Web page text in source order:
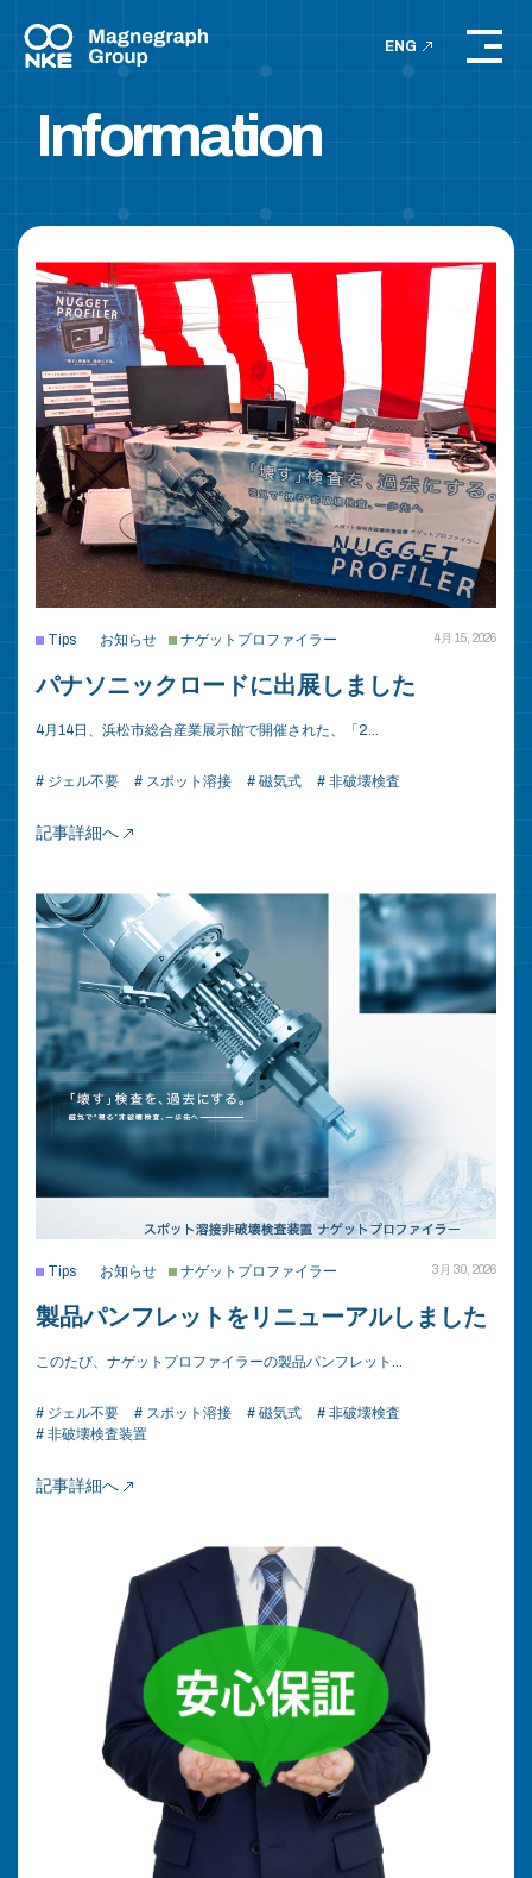
ENG
Information
Tips お知らせ ナゲットプロファイラー 4月 15, 2026
パナソニックロードに出展しました
4月14日、浜松市総合産業展示館で開催された、「2…
# ジェル不要 # スポット溶接 # 磁気式 # 非破壊検査
記事詳細へ
Tips お知らせ ナゲットプロファイラー 3月 30, 2026
製品パンフレットをリニューアルしました
このたび、ナゲットプロファイラーの製品パンフレット…
# ジェル不要 # スポット溶接 # 磁気式
# 非破壊検査
# 非破壊検査装置
記事詳細へ